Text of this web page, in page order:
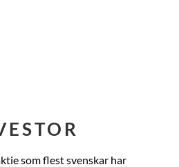
som flest svenskar har